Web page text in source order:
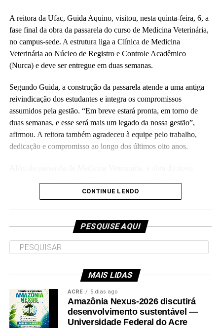
prefeito do campus, Artesson Cruz; além de professores, técnico-
administrativos, estudantes e representantes da construtora
responsável pela obra.
(Fhagner Soares, estagiário Ascom/Ufac)
A reitora da Ufac, Guida Aquino, visitou, nesta quinta-feira, 6, a
fase final da obra da passarela do curso de Medicina Veterinária,
no campus-sede. A estrutura liga a Clínica de Medicina
Veterinária ao Núcleo de Registro e Controle Acadêmico
(Nurca) e deve ser entregue em duas semanas.
Segundo Guida, a construção da passarela atende a uma antiga
reivindicação dos estudantes e integra os compromissos
assumidos pela gestão. “Em breve estará pronta, em torno de
duas semanas, e esse será mais um legado da nossa gestão”,
afirmou. A reitora também agradeceu à equipe pelo trabalho,
dedicação e compromisso ao longo dos últimos oito anos.
e deve ser entregue em breve.CONTINUE LENDO
PESQUISE AQUI
MAIS LIDAS
ACRE 5 dias ago
Amazônia Nexus-2026 discutirá
desenvolvimento sustentável —
Universidade Federal do Acre